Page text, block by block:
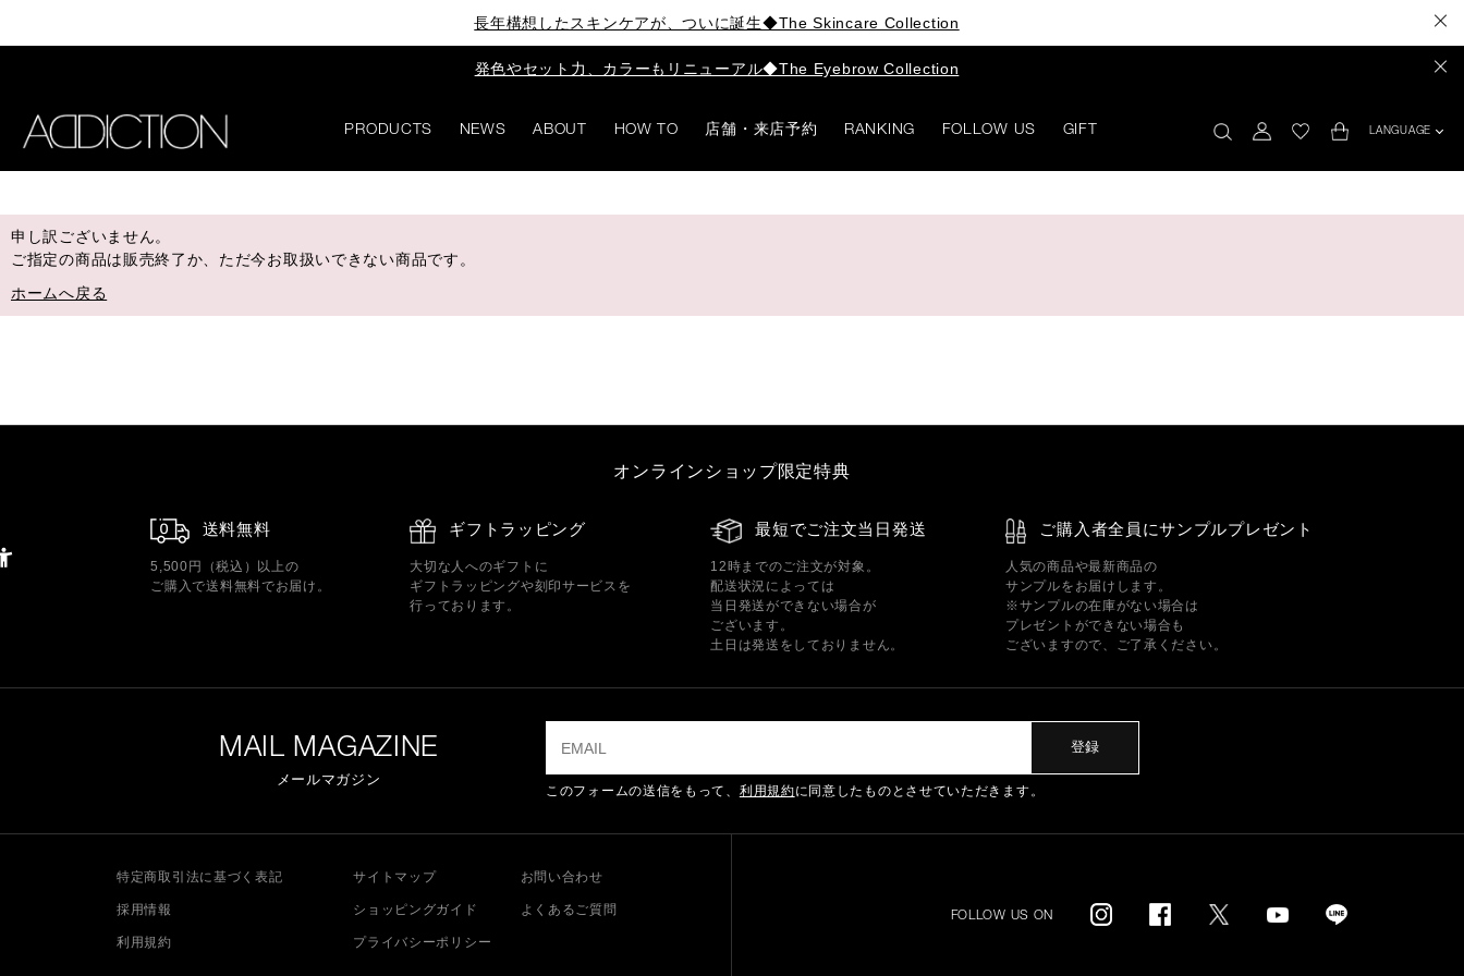
長年構想したスキンケアが、ついに誕生◆The Skincare Collection
発色やセット力、カラーもリニューアル◆The Eyebrow Collection
PRODUCTS NEWS ABOUT HOW TO 店舗・来店予約 RANKING FOLLOW US GIFT LANGUAGE
申し訳ございません。
ご指定の商品は販売終了か、ただ今お取扱いできない商品です。
ホームへ戻る
オンラインショップ限定特典
送料無料
5,500円（税込）以上の
ご購入で送料無料でお届け。
ギフトラッピング
大切な人へのギフトに
ギフトラッピングや刻印サービスを
行っております。
最短でご注文当日発送
12時までのご注文が対象。
配送状況によっては
当日発送ができない場合が
ございます。
土日は発送をしておりません。
ご購入者全員にサンプルプレゼント
人気の商品や最新商品の
サンプルをお届けします。
※サンプルの在庫がない場合は
プレゼントができない場合も
ございますので、ご了承ください。
MAIL MAGAZINE
メールマガジン
登録
このフォームの送信をもって、 利用規約に同意したものとさせていただきます。
特定商取引法に基づく表記 サイトマップ お問い合わせ
採用情報 ショッピングガイド よくあるご質問
利用規約 プライバシーポリシー
FOLLOW US ON